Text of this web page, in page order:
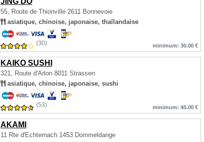
55, Route de Thionville 2611 Bonnevoie
asiatique, chinoise, japonaise, thaïlandaise
(30) minimum: 30.00 €
KAIKO SUSHI
321, Route d'Arlon 8011 Strassen
asiatique, chinoise, japonaise, sushi
(53) minimum: 40.00 €
AKAMI
11 Rte d'Echternach 1453 Dommeldange